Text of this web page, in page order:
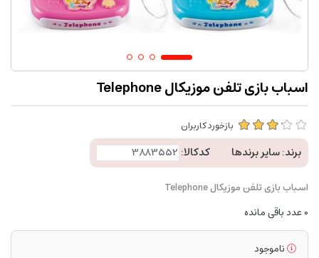
اسباب بازی تلفن موزیکال Telephone
بازخورد کاربران
برند:سایر برندها کدکالا:
اسباب بازی تلفن موزیکال Telephone
0عدد باقی مانده
ناموجود